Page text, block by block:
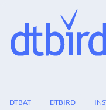
DTBAT DTBIRD